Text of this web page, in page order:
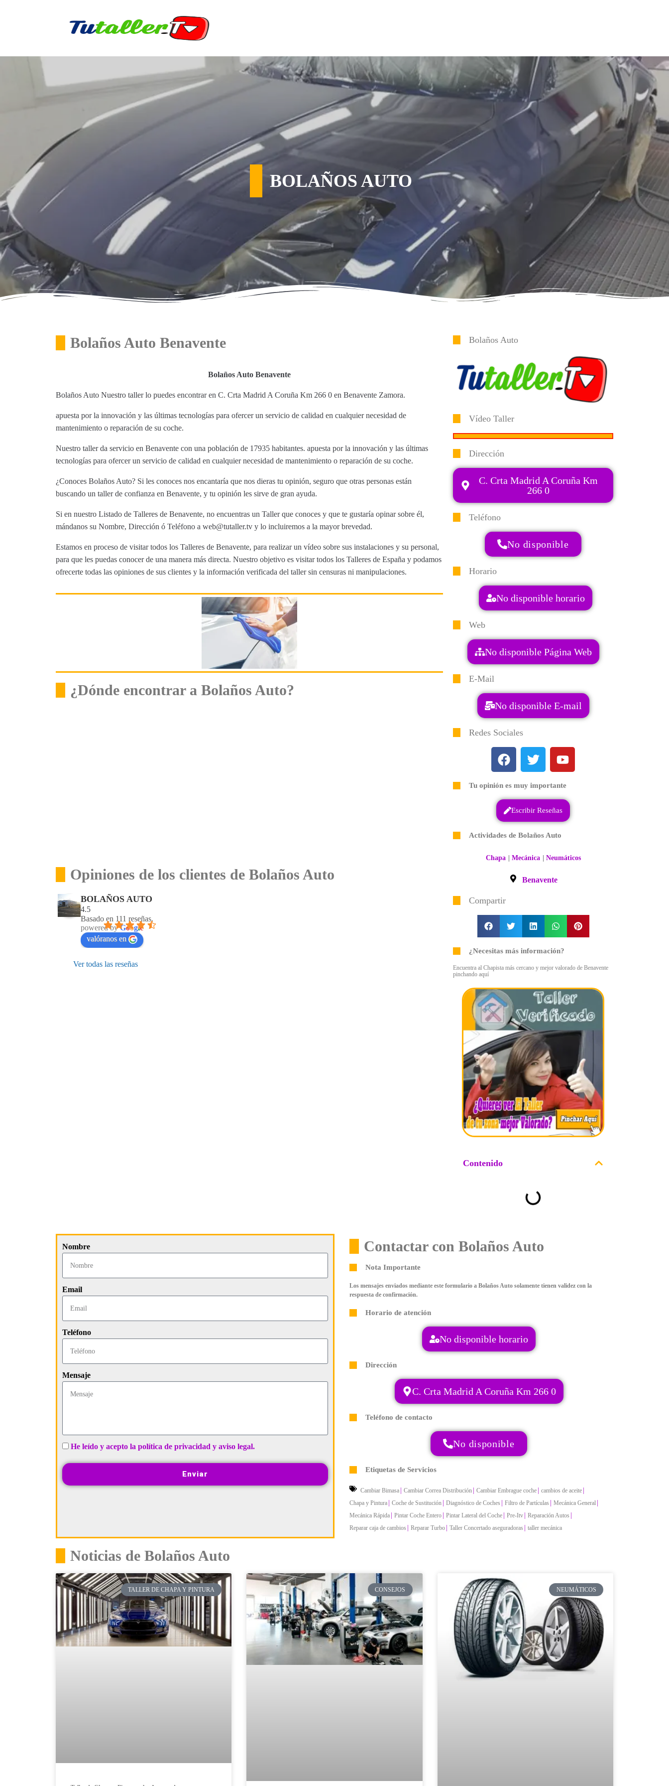
BOLAÑOS AUTO
Bolaños Auto Benavente
Bolaños Auto Benavente
Bolaños Auto Nuestro taller lo puedes encontrar en C. Crta Madrid A Coruña Km 266 0 en Benavente Zamora.
apuesta por la innovación y las últimas tecnologías para ofercer un servicio de calidad en cualquier necesidad de
mantenimiento o reparación de su coche.
Nuestro taller da servicio en Benavente con una población de 17935 habitantes. apuesta por la innovación y las últimas
tecnologías para ofercer un servicio de calidad en cualquier necesidad de mantenimiento o reparación de su coche.
¿Conoces Bolaños Auto? Si les conoces nos encantaría que nos dieras tu opinión, seguro que otras personas están
buscando un taller de confianza en Benavente, y tu opinión les sirve de gran ayuda.
Si en nuestro Listado de Talleres de Benavente, no encuentras un Taller que conoces y que te gustaría opinar sobre él,
mándanos su Nombre, Dirección ó Teléfono a web@tutaller.tv y lo incluiremos a la mayor brevedad.
Estamos en proceso de visitar todos los Talleres de Benavente, para realizar un vídeo sobre sus instalaciones y su personal,
para que les puedas conocer de una manera más directa. Nuestro objetivo es visitar todos los Talleres de España y podamos
ofrecerte todas las opiniones de sus clientes y la información verificada del taller sin censuras ni manipulaciones.
¿Dónde encontrar a Bolaños Auto?
Opiniones de los clientes de Bolaños Auto
BOLAÑOS AUTO
4.5
Basado en 111 reseñas.
powered byGoogle
valóranos en
Ver todas las reseñas
Bolaños Auto
Vídeo Taller
Dirección
C. Crta Madrid A Coruña Km
266 0
Teléfono
No disponible
Horario
No disponible horario
Web
No disponible Página Web
E-Mail
No disponible E-mail
Redes Sociales
Tu opinión es muy importante
Escribir Reseñas
Actividades de Bolaños Auto
Chapa | Mecánica | Neumáticos
Benavente
Compartir
¿Necesitas más información?
Encuentra al Chapista más cercano y mejor valorado de Benavente
pinchando aquí
Contenido
Nombre
Email
Teléfono
Mensaje
He leído y acepto la política de privacidad y aviso legal.
Enviar
Contactar con Bolaños Auto
Nota Importante
Los mensajes enviados mediante este formulario a Bolaños Auto solamente tienen validez con la
respuesta de confirmación.
Horario de atención
No disponible horario
Dirección
C. Crta Madrid A Coruña Km 266 0
Teléfono de contacto
No disponible
Etiquetas de Servicios
Cambiar Bimasa | Cambiar Correa Distribución | Cambiar Embrague coche | cambios de aceite |
Chapa y Pintura | Coche de Sustitución | Diagnóstico de Coches | Filtro de Partículas | Mecánica General |
Mecánica Rápida | Pintar Coche Entero | Pintar Lateral del Coche | Pre-Itv | Reparación Autos |
Reparar caja de cambios | Reparar Turbo | Taller Concertado aseguradoras | taller mecánica
Noticias de Bolaños Auto
TALLER DE CHAPA Y PINTURA CONSEJOS NEUMÁTICOS